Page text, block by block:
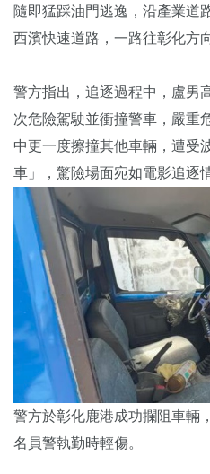
隨即猛踩油門逃逸，沿產業道
西濱快速道路，一路往彰化方
警方指出，追逐過程中，盧男
次危險駕駛並衝撞警車，嚴重
中更一度擦撞其他車輛，遭受
車」，驚險場面宛如電影追逐
警方於彰化鹿港成功攔阻車輛
名員警執勤時輕傷。